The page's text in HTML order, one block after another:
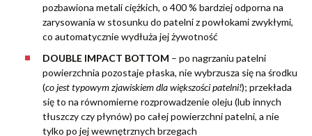
pozbawiona metali ciężkich, o 400 % bardziej odporna na
zarysowania w stosunku do patelni z powłokami zwykłymi,
co automatycznie wydłuża jej żywotność
DOUBLE IMPACT BOTTOM – po nagrzaniu patelni
powierzchnia pozostaje płaska, nie wybrzusza się na środku
(co jest typowym zjawiskiem dla większości patelni!); przekłada
się to na równomierne rozprowadzenie oleju (lub innych
tłuszczy czy płynów) po całej powierzchni patelni, a nie
tylko po jej wewnętrznych brzegach